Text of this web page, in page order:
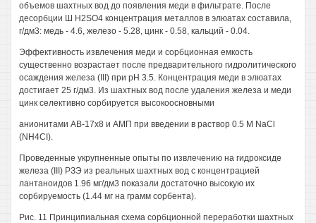
объемов шахтных вод до появления меди в фильтрате. После
десорбции Ш H2SO4 концентрация металлов в элюатах составила,
г/дм3: медь - 4.6, железо - 5.28, цинк - 0.58, кальций - 0.04.
Эффективность извлечения меди и сорбционная емкость
существенно возрастает после предварительного гидролитического
осаждения железа (III) при рН 3.5. Концентрация меди в элюатах
достигает 25 г/дм3. Из шахтных вод после удаления железа и меди
цинк селективно сорбируется высокоосновными
анионитами АВ-17x8 и АМП при введении в раствор 0.5 М NaCl
(NH4CI).
Проведенные укрупненные опыты по извлечению на гидроксиде
железа (III) РЗЭ из реальных шахтных вод с концентрацией
лантаноидов 1.96 мг/дм3 показали достаточно высокую их
сорбируемость (1.44 мг на грамм сорбента).
Рис. 11 Принципиальная схема сорбционной переработки шахтных